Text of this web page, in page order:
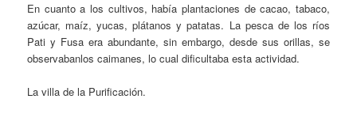
En cuanto a los cultivos, había plantaciones de cacao, tabaco,
azúcar, maíz, yucas, plátanos y patatas. La pesca de los ríos
Pati y Fusa era abundante, sin embargo, desde sus orillas, se
observabanlos caimanes, lo cual dificultaba esta actividad.
La villa de la Purificación.